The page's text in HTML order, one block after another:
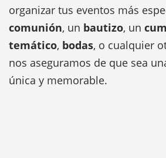
organizar tus eventos más
comunión, un bautizo, un
temático, bodas, o cualquier
nos aseguramos de que sea
única y memorable.